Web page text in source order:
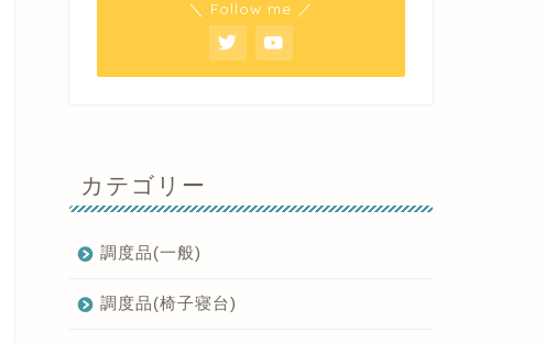
＼ Follow me ／
カテゴリー
調度品(一般)
調度品(椅子寝台)